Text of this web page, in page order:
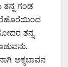
ಗಂಡ
ತನ್ನ
ಅಕ್ಕಬಾವನ